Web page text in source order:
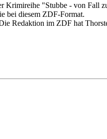
Krimireihe "Stubbe - von Fall
bei diesem ZDF-Format.
Redaktion im ZDF hat